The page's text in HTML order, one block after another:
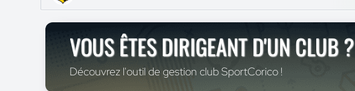
VOUS ÊTES DIRIGEANT D'UN CLUB ?
Découvrez l'outil de gestion club SportCorico !